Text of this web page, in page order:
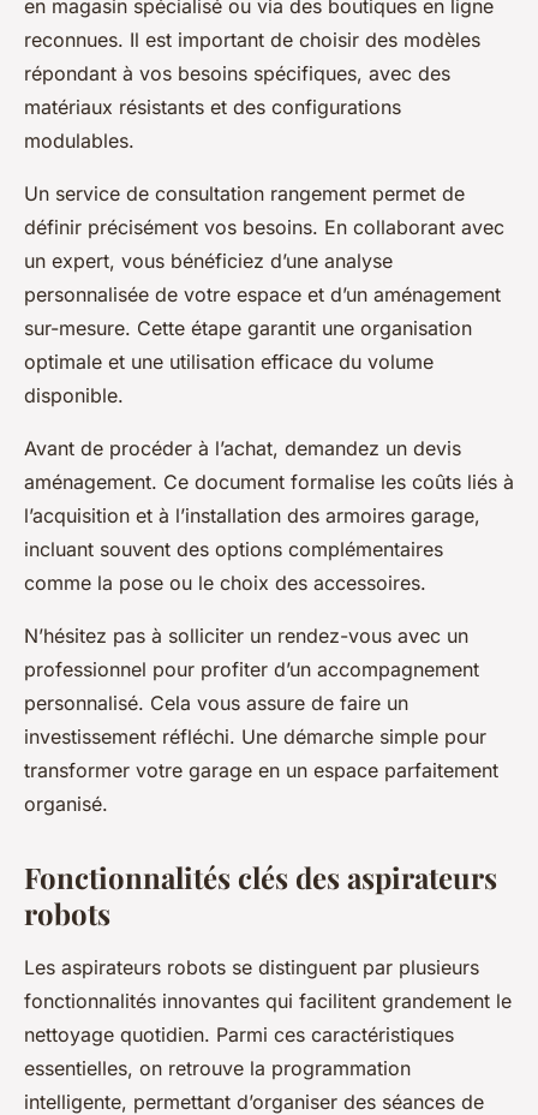
en magasin spécialisé ou via des boutiques en ligne
reconnues. Il est important de choisir des modèles
répondant à vos besoins spécifiques, avec des
matériaux résistants et des configurations
modulables.
Un service de consultation rangement permet de
définir précisément vos besoins. En collaborant avec
un expert, vous bénéficiez d’une analyse
personnalisée de votre espace et d’un aménagement
sur-mesure. Cette étape garantit une organisation
optimale et une utilisation efficace du volume
disponible.
Avant de procéder à l’achat, demandez un devis
aménagement. Ce document formalise les coûts liés à
l’acquisition et à l’installation des armoires garage,
incluant souvent des options complémentaires
comme la pose ou le choix des accessoires.
N’hésitez pas à solliciter un rendez-vous avec un
professionnel pour profiter d’un accompagnement
personnalisé. Cela vous assure de faire un
investissement réfléchi. Une démarche simple pour
transformer votre garage en un espace parfaitement
organisé.
Fonctionnalités clés des aspirateurs
robots
Les aspirateurs robots se distinguent par plusieurs
fonctionnalités innovantes qui facilitent grandement le
nettoyage quotidien. Parmi ces caractéristiques
essentielles, on retrouve la programmation
intelligente, permettant d’organiser des séances de